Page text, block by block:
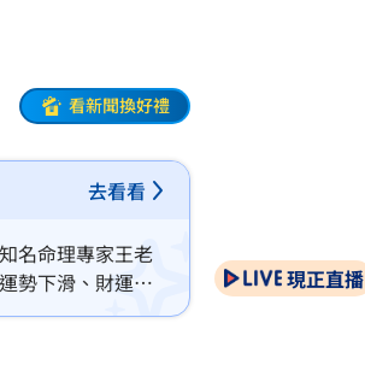
看新聞換好禮
去看看
名命理專家王老
勢下滑、財運受
現正直播